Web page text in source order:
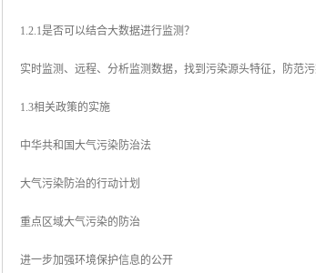
1.2.1是否可以结合大数据进行监测？
实时监测、远程、分析监测数据，找到污染源头特征，防范污
1.3相关政策的实施
中华共和国大气污染防治法
大气污染防治的行动计划
重点区域大气污染的防治
进一步加强环境保护信息的公开